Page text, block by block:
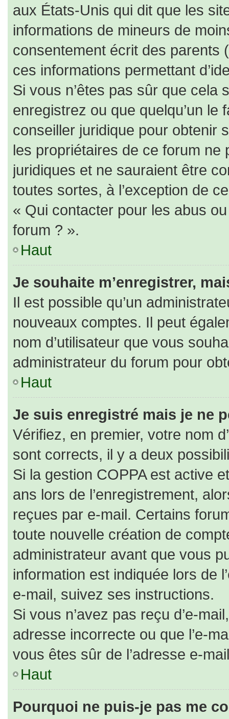
aux États-Unis qui dit que les
informations de mineurs de
consentement écrit des parents
ces informations permettant
Si vous n’êtes pas sûr que cela
enregistrez ou que quelqu’un
conseiller juridique pour obtenir
les propriétaires de ce forum
juridiques et ne sauraient être
toutes sortes, à l’exception de
« Qui contacter pour les abus
forum ? ».
Haut
Je souhaite m’enregistrer,
Il est possible qu’un
nouveaux comptes. Il peut
nom d’utilisateur que vous
administrateur du forum pour
Haut
Je suis enregistré mais je ne
Vérifiez, en premier, votre nom
sont corrects, il y a deux
Si la gestion COPPA est active
ans lors de l’enregistrement,
reçues par e-mail. Certains
toute nouvelle création de
administrateur avant que vous
information est indiquée lors de
e-mail, suivez ses instructions.
Si vous n’avez pas reçu d’e-
adresse incorrecte ou que l’e-
vous êtes sûr de l’adresse e-
Haut
Pourquoi ne puis-je pas me